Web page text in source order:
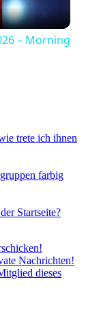
– Morning
trete ich ihnen
farbig
Startseite?
Nachrichten!
dieses